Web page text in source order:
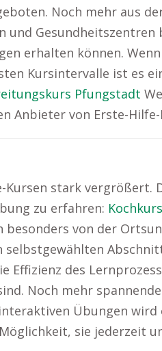
Noch mehr aus
und
erhalten können.
Kursintervalle ist es
Pfungstadt
Anbieter von Erste-Hilfe-
Kursen stark
zu erfahren:
von der
Effizienz des
Noch mehr
Übungen
sie jederzeit